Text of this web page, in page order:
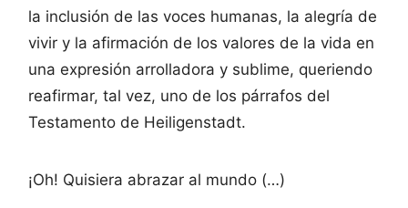
la inclusión de las voces humanas, la alegría de
vivir y la afirmación de los valores de la vida en
una expresión arrolladora y sublime, queriendo
reafirmar, tal vez, uno de los párrafos del
Testamento de Heiligenstadt.
¡Oh! Quisiera abrazar al mundo (…)